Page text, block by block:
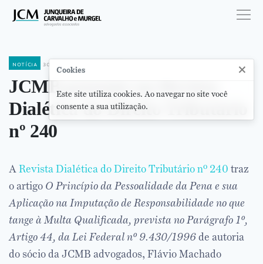
notícia 30 de setembro de 2015
JCMB presente na Revista
Dialética do Direito Tributário
nº 240
ARevista Dialética do Direito Tributário nº 240 traz
o artigo O Princípio da Pessoalidade da Pena e sua
Aplicação na Imputação de Responsabilidade no que
tange à Multa Qualificada, prevista no Parágrafo 1º,
Artigo 44, da Lei Federal nº 9.430/1996de autoria
do sócio da JCMB advogados, Flávio Machado
Cookies ×
Este site utiliza cookies. Ao navegar no site você
consente a sua utilização.